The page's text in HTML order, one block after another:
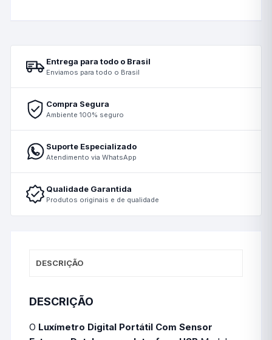
Entrega para todo o Brasil
Enviamos para todo o Brasil
Compra Segura
Ambiente 100% seguro
Suporte Especializado
Atendimento via WhatsApp
Qualidade Garantida
Produtos originais e de qualidade
DESCRIÇÃO
DESCRIÇÃO
O Luxímetro Digital Portátil Com Sensor